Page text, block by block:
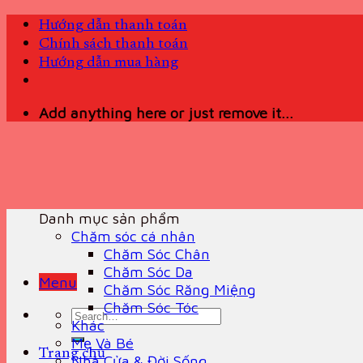
Skip
content
Hướng dẫn thanh toán
Chính sách thanh toán
Hướng dẫn mua hàng
Add anything here or just remove it...
Menu
Search
for:
Trang chủ
Danh mục sản phẩm
Chăm sóc cá nhân
Chăm Sóc Chân
Chăm Sóc Da
Chăm Sóc Răng Miệng
Chăm Sóc Tóc
Khác
Mẹ Và Bé